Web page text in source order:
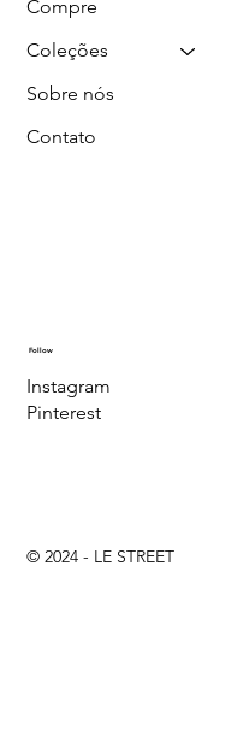
Compre
Coleções
Sobre nós
Contato
Follow
Instagram
Pinterest
© 2024 - LE STREET